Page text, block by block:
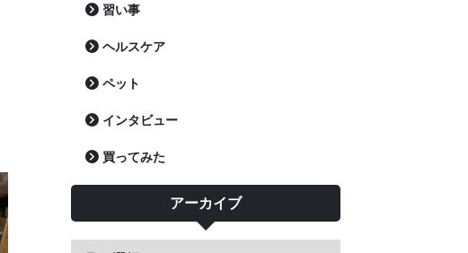
習い事
ヘルスケア
ペット
インタビュー
買ってみた
アーカイブ